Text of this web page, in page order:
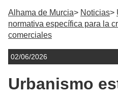
Alhama de Murcia Noticias
normativa específica para la
comerciales
02/06/2026
Urbanismo